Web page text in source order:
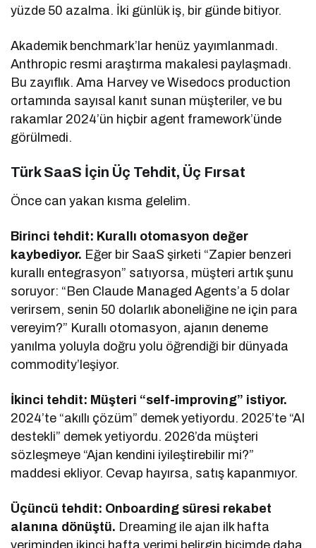
yüzde 50 azalma. İki günlük iş, bir günde bitiyor.
Akademik benchmark’lar henüz yayımlanmadı.
Anthropic resmi araştırma makalesi paylaşmadı.
Bu zayıflık. Ama Harvey ve Wisedocs production
ortamında sayısal kanıt sunan müşteriler, ve bu
rakamlar 2024’ün hiçbir agent framework’ünde
görülmedi.
Türk SaaS İçin Üç Tehdit, Üç Fırsat
Önce can yakan kısma gelelim.
Birinci tehdit: Kurallı otomasyon değer
kaybediyor. Eğer bir SaaS şirketi “Zapier benzeri
kurallı entegrasyon” satıyorsa, müşteri artık şunu
soruyor: “Ben Claude Managed Agents’a 5 dolar
verirsem, senin 50 dolarlık aboneliğine ne için para
vereyim?” Kurallı otomasyon, ajanın deneme
yanılma yoluyla doğru yolu öğrendiği bir dünyada
commodity’leşiyor.
İkinci tehdit: Müşteri “self-improving” istiyor.
2024’te “akıllı çözüm” demek yetiyordu. 2025’te “AI
destekli” demek yetiyordu. 2026’da müşteri
sözleşmeye “Ajan kendini iyileştirebilir mi?”
maddesi ekliyor. Cevap hayırsa, satış kapanmıyor.
Üçüncü tehdit: Onboarding süresi rekabet
alanına dönüştü. Dreaming ile ajan ilk hafta
veriminden ikinci hafta verimi belirgin biçimde daha